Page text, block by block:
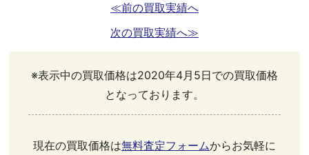
≪前の買取実績へ
次の買取実績へ≫
※表示中の買取価格は2020年4月5日での買取価格
となっております。
現在の買取価格は無料査定フォームからお気軽に